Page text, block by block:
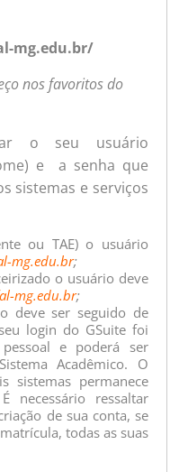
mg.edu.br/
nos favoritos do
o seu usuário
e a senha que
sistemas e serviços
ou TAE) o usuário
mg.edu.br;
o usuário deve
mg.edu.br;
deve ser seguido de
login do GSuite foi
e poderá ser
Acadêmico. O
sistemas permanece
necessário ressaltar
de sua conta, se
todas as suas